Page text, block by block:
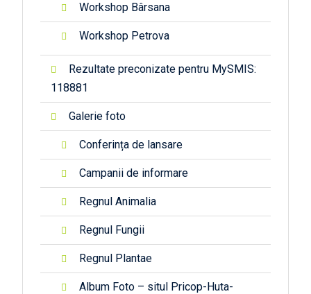
Workshop Bârsana
Workshop Petrova
Rezultate preconizate pentru MySMIS:
118881
Galerie foto
Conferința de lansare
Campanii de informare
Regnul Animalia
Regnul Fungii
Regnul Plantae
Album Foto – situl Pricop-Huta-